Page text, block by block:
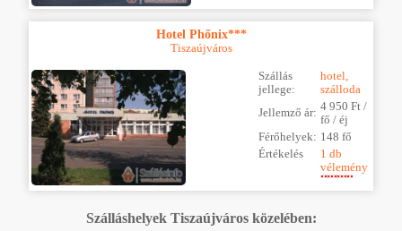
Hotel Phőnix***
Tiszaújváros
Szállás
jellege:
hotel,
szálloda
Jellemző ár: 4 950 Ft /
fő / éj
Férőhelyek: 148 fő
Értékelés
1 db
vélemény
Szálláshelyek Tiszaújváros közelében: